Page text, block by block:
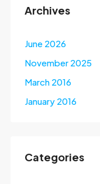
Archives
June 2026
November 2025
March 2016
January 2016
Categories